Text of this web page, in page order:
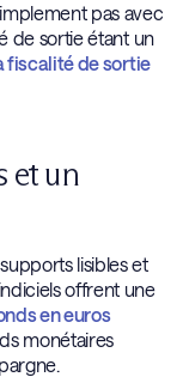
pas avec
de sortie étant un
fiscalité de sortie
et un
lisibles et
offrent une
en euros
monétaires